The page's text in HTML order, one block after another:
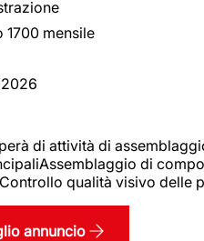
1700 mensile
di attività di
di
qualità visivo delle
annuncio